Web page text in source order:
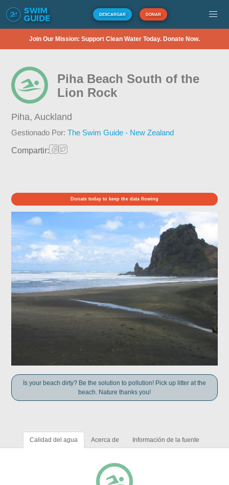
DESCARGAR DONAR
Join Our Mission: Support Clean Water Today. Donate Now.
Piha Beach South of the
Lion Rock
Piha,Auckland
Gestionado Por:The Swim Guide - New Zealand
Compartir:
Donate today to keep the data flowing
Is your beach dirty? Be the solution to pollution! Pick up litter at the
beach. Nature thanks you!
Calidad del agua Acerca de Información de la fuente